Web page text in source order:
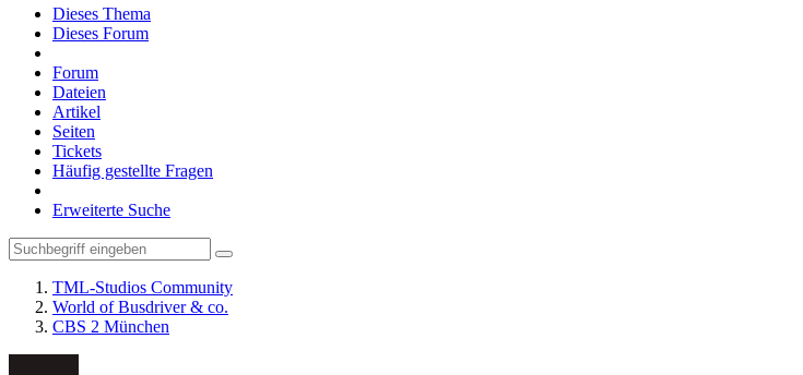
Dieses Thema
Dieses Forum
Forum
Dateien
Artikel
Seiten
Tickets
Häufig gestellte Fragen
Erweiterte Suche
TML-Studios Community
World of Busdriver & co.
CBS 2 München